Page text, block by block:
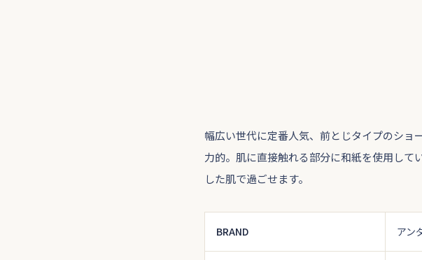
幅広い世代に定番人気、前とじタイプのショ
力的。肌に直接触れる部分に和紙を使用して
した肌で過ごせます。
BRAND アン